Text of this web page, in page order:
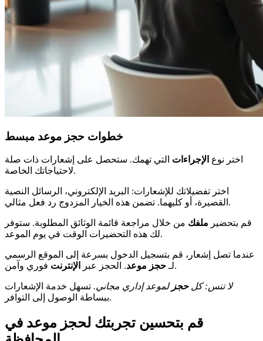
خطوات حجز موعد مبسط
اختر نوع الإجراءات التي تهمك. ستحصل على إشعارات ذات صلة
لاحتياجاتك الخاصة.
اختر تفضيلاتك للإشعارات: البريد الإلكتروني، الرسائل النصية
القصيرة، أو كليهما. تضمن هذه الخيار المزدوج رد فعل مثالي.
قم بتحضير ملفك من خلال مراجعة قائمة الوثائق المطلوبة. ستوفر
لك هذه التحضيرات الوقت في يوم الموعد.
عندما تصل إشعار، قم بتسجيل الدخول بسرعة إلى الموقع الرسمي
لـ حجز موعد. الحجز عبر الإنترنت فوري وآمن.
لا تنس: كلحجز لموعد إداري مجاني. تسهل خدمة الإشعارات
ببساطة الوصول إلى التوافر.
قم بتحسين تجربتك لحجز موعد في